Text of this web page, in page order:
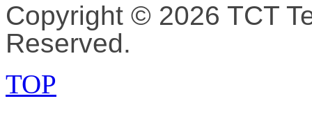
Copyright © 2026 TCT
Reserved.
TOP